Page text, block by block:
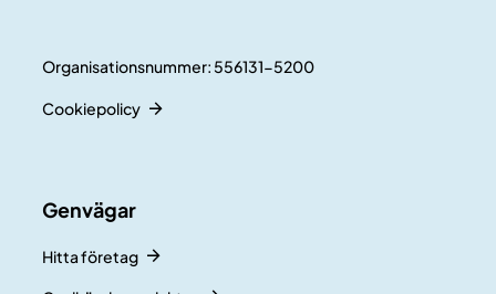
Organisationsnummer: 556131-5200
Cookiepolicy
Genvägar
Hitta företag